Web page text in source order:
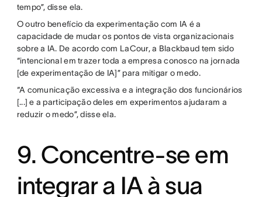
tempo”, disse ela.
O outro benefício da experimentação com IA é a
capacidade de mudar os pontos de vista organizacionais
sobre a IA. De acordo com LaCour, a Blackbaud tem sido
“intencional em trazer toda a empresa conosco na jornada
[de experimentação de IA]” para mitigar o medo.
“A comunicação excessiva e a integração dos funcionários
[...] e a participação deles em experimentos ajudaram a
reduzir o medo”, disse ela.
9. Concentre-se em
integrar a IA à sua